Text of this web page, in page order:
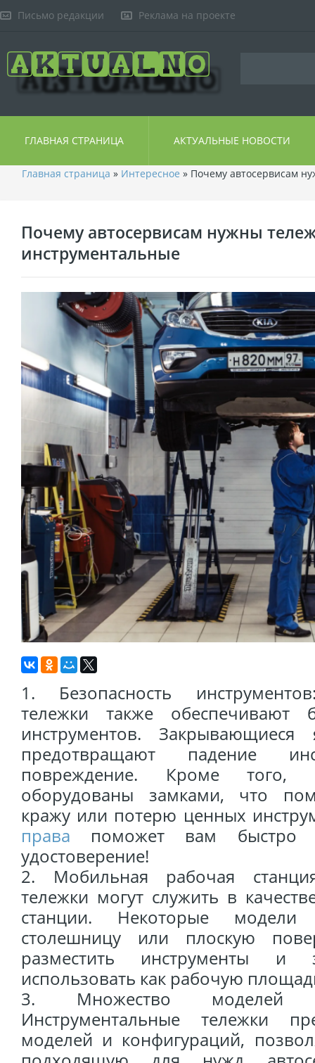
Письмо редакции Реклама на проекте
ГЛАВНАЯ СТРАНИЦА АКТУАЛЬНЫЕ НОВОСТИ
Главная страница » Интересное » Почему автосервисам
Почему автосервисам нужны
инструментальные
1. Безопасность
тележки также обеспечивают
инструментов.
предотвращают падение
повреждение. Кроме того,
оборудованы замками, что
кражу или потерю ценных
права поможет вам быстро
удостоверение!
2. Мобильная рабочая
тележки могут служить в
станции. Некоторые
столешницу или плоскую
разместить инструменты и
использовать как рабочую
3. Множество моделей
Инструментальные тележки
моделей и конфигураций,